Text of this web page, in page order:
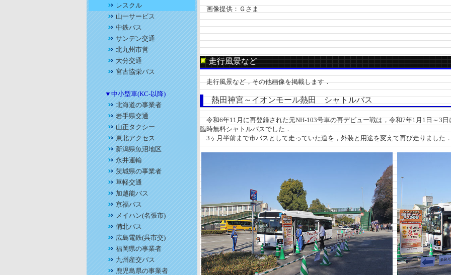
レスクル
山一サービス
中鉄バス
サンデン交通
北九州市営
大分交通
宮古協栄バス
▼中小型車(KC-以降)
北海道の事業者
岩手県交通
山正タクシー
東北アクセス
新潟県魚沼地区
永井運輸
茨城県の事業者
草軽交通
加越能バス
京福バス
メイハン(名張市)
備北バス
広島電鉄(呉市交)
福岡県の事業者
九州産交バス
鹿児島県の事業者
画像提供：Ｇさま
走行風景など
走行風景など，その他画像を掲載します．
熱田神宮～イオンモール熱田 シャトルバス
令和6年11月に再登録された元NH-103号車の再デビュー戦は，令和7年1月1日～3
臨時無料シャトルバスでした．
3ヶ月半前まで市バスとして走っていた道を，外装と用途を変えて再び走りました